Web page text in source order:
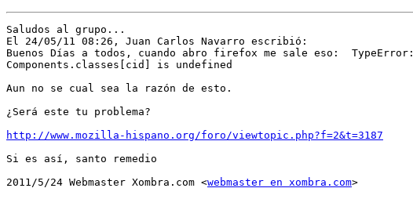
Saludos al grupo...
El 24/05/11 08:26, Juan Carlos Navarro escribió:
Buenos Días a todos, cuando abro firefox me sale eso:  TypeError:
Components.classes[cid] is undefined
Aun no se cual sea la razón de esto.
¿Será este tu problema?
http://www.mozilla-hispano.org/foro/viewtopic.php?f=2&t=3187
Si es así, santo remedio
2011/5/24 Webmaster Xombra.com <webmaster en xombra.com>